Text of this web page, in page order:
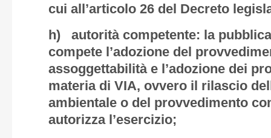
cui all’articolo 26 del Decreto
h) autorità competente: la
compete l’adozione del
assoggettabilità e l’adozione dei
materia di VIA, ovvero il rilascio
ambientale o del provvedimento
autorizza l’esercizio;